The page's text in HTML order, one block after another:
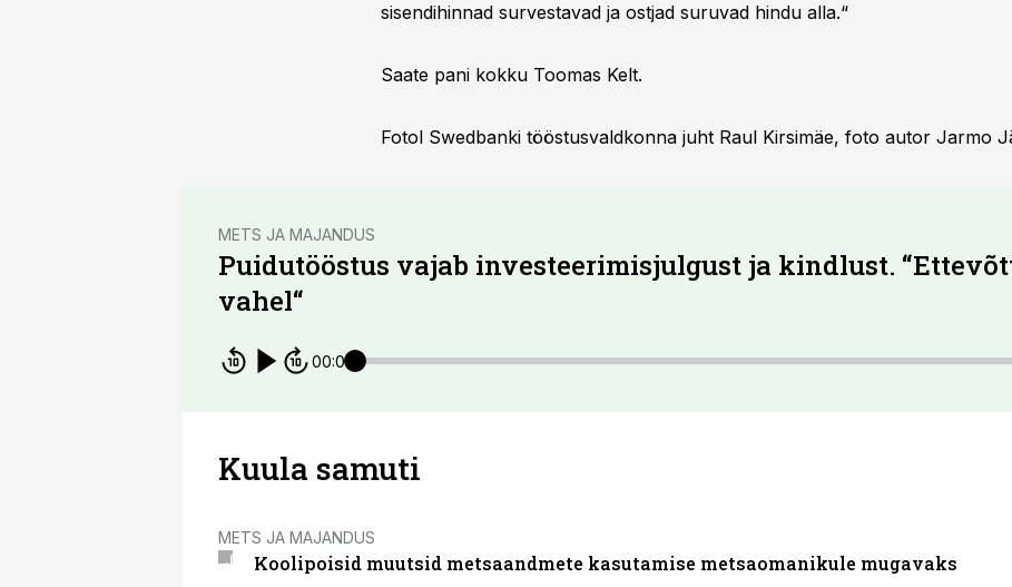
sisendihinnad survestavad ja ostjad suruvad hindu alla.“
Saate pani kokku Toomas Kelt.
Fotol Swedbanki tööstusvaldkonna juht Raul Kirsimäe, foto autor Jarmo
METS JA MAJANDUS
Puidutööstus vajab investeerimisjulgust ja kindlust.
vahel“
00:00
Kuula samuti
METS JA MAJANDUS
Koolipoisid muutsid metsaandmete kasutamise metsaomanikule mugavaks